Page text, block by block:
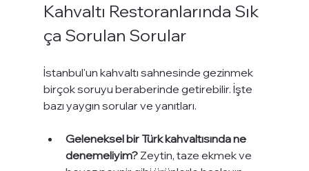
Kahvaltı Restoranlarında Sık
ça Sorulan Sorular
İstanbul'un kahvaltı sahnesinde gezinmek
birçok soruyu beraberinde getirebilir. İşte
bazı yaygın sorular ve yanıtları.
Geleneksel bir Türk kahvaltısında ne
denemeliyim? Zeytin, taze ekmek ve